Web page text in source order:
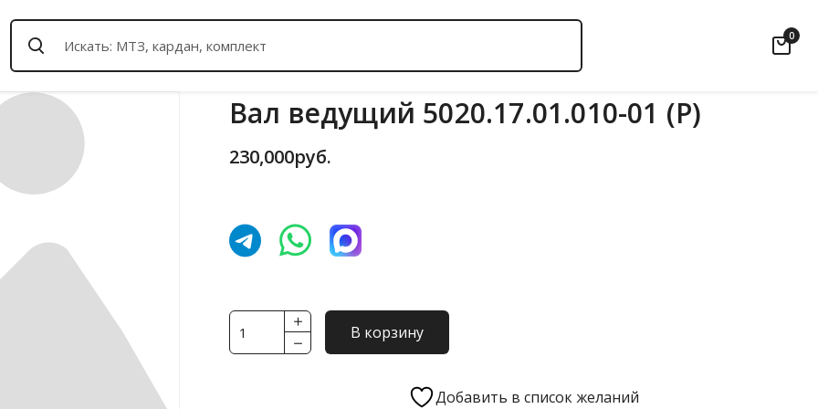
0
Вал ведущий 5020.17.01.010-01 (Р)
230,000руб.
Количество
товара
В корзину
Добавить в список желаний